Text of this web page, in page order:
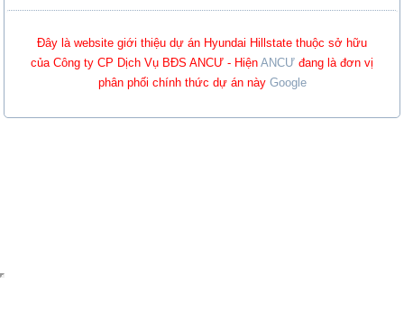
Đây là website giới thiệu dự án Hyundai Hillstate thuộc sở hữu
của Công ty CP Dịch Vụ BĐS ANCƯ - Hiện ANCƯ đang là đơn vị
phân phối chính thức dự án này Google